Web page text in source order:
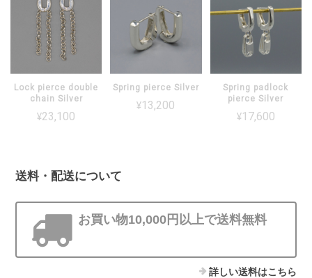
Lock pierce double
chain Silver
¥23,100
Spring pierce Silver
¥13,200
Spring padlock
pierce Silver
¥17,600
送料・配送について
お買い物10,000円以上で送料無料
詳しい送料はこちら